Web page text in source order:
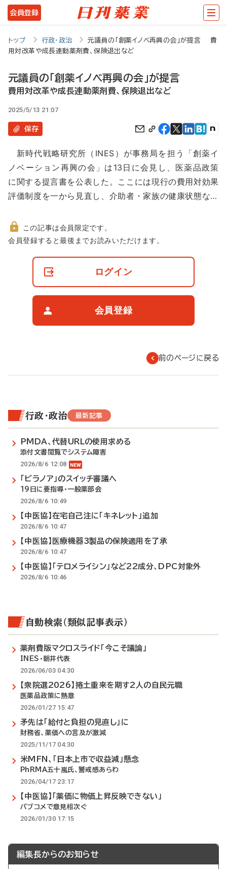
メ
イ
テ
ツ
に
動
会員登録
トップ 行政・政治
元議員の「創薬イノベ再興の会」が提言 費
用対改革や成長連動薬剤費、保険退出など
元議員の「創薬イノベ再興の会」が提言
費用対改革や成長連動薬剤費、保険退出など
2025/5/13 21:07
保存
新時代戦略研究所（INES）が事務局を担う「創薬イ
ノベーション再興の会」は13日に会見し、医薬品政策
に関する提言書を公表した。ここには現行の費用対効果
評価制度を一から見直し、介助者・家族の健康状態な…
非
この記事は会員限定です。
会員登録すると最後までお読みいただけます。
ログイン
会員登録
前のページに戻る
行政・政治 最新記事
PMDA、代替URLの使用求める
添付文書閲覧でシステム障害
2026/8/6 12:08
「ビラノア」のスイッチ審議へ
19日に要指導・一般薬部会
2026/8/6 10:49
【中医協】在宅自己注に「キネレット」追加
2026/8/6 10:47
【中医協】医療機器3製品の保険適用を了承
2026/8/6 10:47
【中医協】「テロメライシン」など22成分、DPC対象外
2026/8/6 10:46
自動検索（類似記事表示）
薬剤費版マクロスライド「今こそ議論」
INES・朝井代表
2026/06/03 04:30
【衆院選2026】捲土重来を期す2人の自民元職
医薬品政策に熱意
2026/01/27 15:47
矛先は「給付と負担の見直し」に
財務省、薬価への言及が激減
2025/11/17 04:30
米MFN、「日本上市で収益減」懸念
PhRMA五十嵐氏、警戒感あらわ
2026/04/17 23:17
【中医協】「薬価に物価上昇反映できない」
パブコメで意見相次ぐ
2026/01/30 17:15
編集長からのお知らせ